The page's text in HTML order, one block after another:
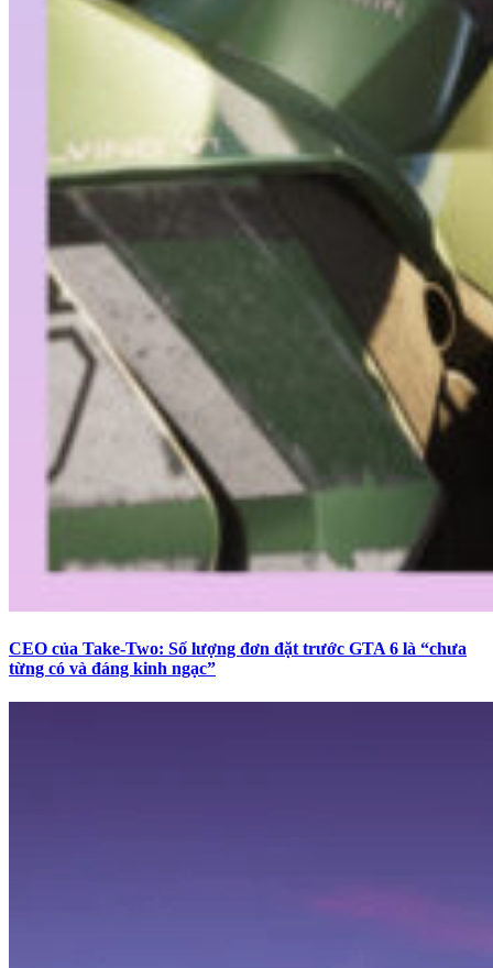
CEO của Take-Two: Số lượng đơn đặt trước GTA 6 là “chưa
từng có và đáng kinh ngạc”